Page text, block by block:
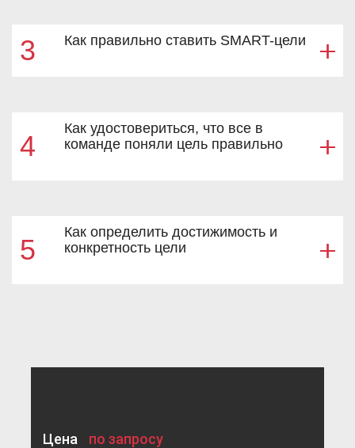
3 Как правильно ставить SMART-цели
4
Как удостовериться, что все в
команде поняли цель правильно
5
Как определить достижимость и
конкретность цели
Цена по запросу